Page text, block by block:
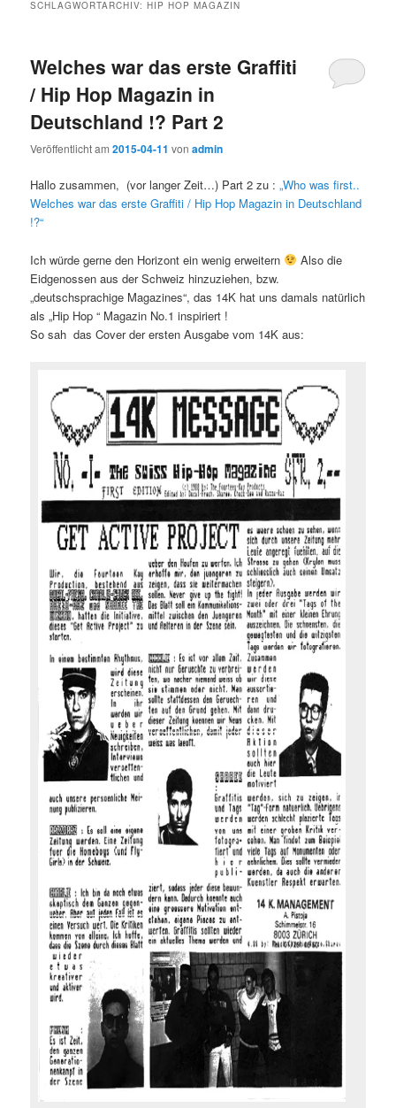
SCHLAGWORTARCHIV:HIP HOP MAGAZIN
Welches war das erste Graffiti
/ Hip Hop Magazin in
Deutschland !? Part 2
Veröffentlicht am2015-04-11 vonadmin
Hallo zusammen, (vor langer Zeit…) Part 2 zu :„Who was first..
Welches war das erste Graffiti / Hip Hop Magazin in Deutschland
!?“
Ich würde gerne den Horizont ein wenig erweitern
Also die
Eidgenossen aus der Schweiz hinzuziehen, bzw.
„deutschsprachige Magazines“, das 14K hat uns damals natürlich
als „Hip Hop “ Magazin No.1 inspiriert !
So sah das Cover der ersten Ausgabe vom 14K aus: